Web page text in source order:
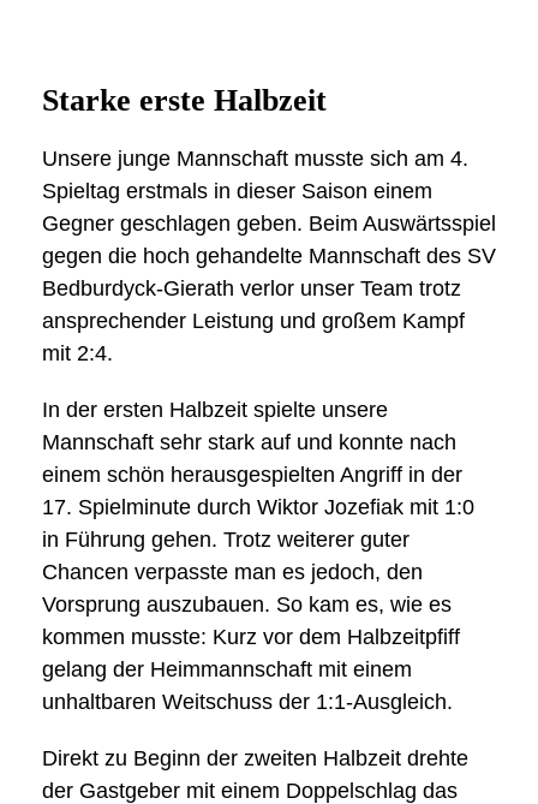
Starke erste Halbzeit
Unsere junge Mannschaft musste sich am 4.
Spieltag erstmals in dieser Saison einem
Gegner geschlagen geben. Beim Auswärtsspiel
gegen die hoch gehandelte Mannschaft des SV
Bedburdyck-Gierath verlor unser Team trotz
ansprechender Leistung und großem Kampf
mit 2:4.
In der ersten Halbzeit spielte unsere
Mannschaft sehr stark auf und konnte nach
einem schön herausgespielten Angriff in der
17. Spielminute durch Wiktor Jozefiak mit 1:0
in Führung gehen. Trotz weiterer guter
Chancen verpasste man es jedoch, den
Vorsprung auszubauen. So kam es, wie es
kommen musste: Kurz vor dem Halbzeitpfiff
gelang der Heimmannschaft mit einem
unhaltbaren Weitschuss der 1:1-Ausgleich.
Direkt zu Beginn der zweiten Halbzeit drehte
der Gastgeber mit einem Doppelschlag das